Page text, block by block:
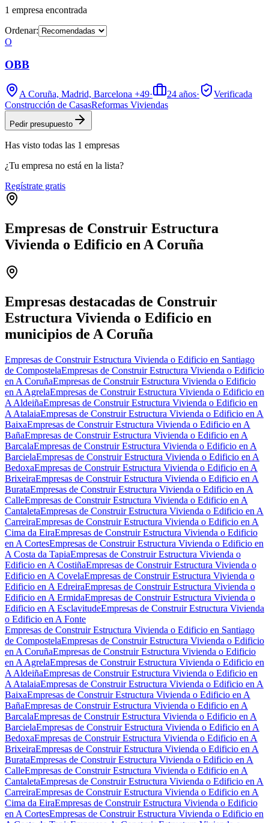
1 empresa encontrada
Ordenar:
O
OBB
A Coruña, Madrid, Barcelona +49· 24 años·
Verificada
Construcción de CasasReformas Viviendas
Pedir presupuesto
Has visto todas las 1 empresas
¿Tu empresa no está en la lista?
Regístrate gratis
Empresas de Construir Estructura
Vivienda o Edificio en A Coruña
−
Empresas destacadas de Construir
Estructura Vivienda o Edificio en
municipios de A Coruña
Empresas de Construir Estructura Vivienda o Edificio en Santiago
de CompostelaEmpresas de Construir Estructura Vivienda o Edificio
en A CoruñaEmpresas de Construir Estructura Vivienda o Edificio
en A AgrelaEmpresas de Construir Estructura Vivienda o Edificio en
A AldeiñaEmpresas de Construir Estructura Vivienda o Edificio en
A AtalaiaEmpresas de Construir Estructura Vivienda o Edificio en A
BaixaEmpresas de Construir Estructura Vivienda o Edificio en A
BañaEmpresas de Construir Estructura Vivienda o Edificio en A
BarcalaEmpresas de Construir Estructura Vivienda o Edificio en A
BarcielaEmpresas de Construir Estructura Vivienda o Edificio en A
BedoxaEmpresas de Construir Estructura Vivienda o Edificio en A
BrixeiraEmpresas de Construir Estructura Vivienda o Edificio en A
BurataEmpresas de Construir Estructura Vivienda o Edificio en A
CalleEmpresas de Construir Estructura Vivienda o Edificio en A
CantaletaEmpresas de Construir Estructura Vivienda o Edificio en A
CarreiraEmpresas de Construir Estructura Vivienda o Edificio en A
Cima da EiraEmpresas de Construir Estructura Vivienda o Edificio
en A CortesEmpresas de Construir Estructura Vivienda o Edificio en
A Costa da TapiaEmpresas de Construir Estructura Vivienda o
Edificio en A CostiñaEmpresas de Construir Estructura Vivienda o
Edificio en A CovelaEmpresas de Construir Estructura Vivienda o
Edificio en A EdreiraEmpresas de Construir Estructura Vivienda o
Edificio en A ErmidaEmpresas de Construir Estructura Vivienda o
Edificio en A EsclavitudeEmpresas de Construir Estructura Vivienda
o Edificio en A Fonte
Empresas de Construir Estructura Vivienda o Edificio en Santiago
de CompostelaEmpresas de Construir Estructura Vivienda o Edificio
en A CoruñaEmpresas de Construir Estructura Vivienda o Edificio
en A AgrelaEmpresas de Construir Estructura Vivienda o Edificio en
A AldeiñaEmpresas de Construir Estructura Vivienda o Edificio en
A AtalaiaEmpresas de Construir Estructura Vivienda o Edificio en A
BaixaEmpresas de Construir Estructura Vivienda o Edificio en A
BañaEmpresas de Construir Estructura Vivienda o Edificio en A
BarcalaEmpresas de Construir Estructura Vivienda o Edificio en A
BarcielaEmpresas de Construir Estructura Vivienda o Edificio en A
BedoxaEmpresas de Construir Estructura Vivienda o Edificio en A
BrixeiraEmpresas de Construir Estructura Vivienda o Edificio en A
BurataEmpresas de Construir Estructura Vivienda o Edificio en A
CalleEmpresas de Construir Estructura Vivienda o Edificio en A
CantaletaEmpresas de Construir Estructura Vivienda o Edificio en A
CarreiraEmpresas de Construir Estructura Vivienda o Edificio en A
Cima da EiraEmpresas de Construir Estructura Vivienda o Edificio
en A CortesEmpresas de Construir Estructura Vivienda o Edificio en